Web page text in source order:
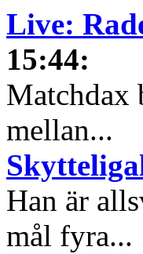
Live:
15:44:
Matchdax
mellan...
Han är
mål fyra...